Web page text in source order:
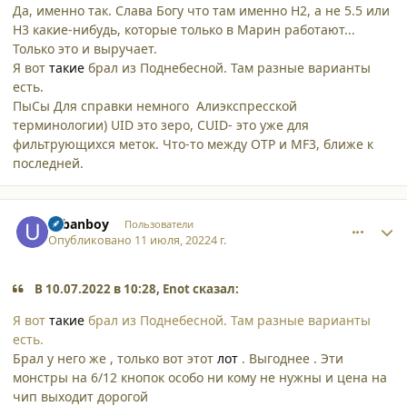
Да, именно так. Слава Богу что там именно Н2, а не 5.5 или
Н3 какие-нибудь, которые только в Марин работают...
Только это и выручает.
Я вот такие брал из Поднебесной. Там разные варианты
есть.
ПыСы Для справки немного Алиэкспресской
терминологии) UID это зеро, CUID- это уже для
фильтрующихся меток. Что-то между OTP и MF3, ближе к
последней.
urbanboy Пользователи
Опубликовано 11 июля, 20224 г.
В 10.07.2022 в 10:28, Enot сказал:
Я вот такие брал из Поднебесной. Там разные варианты
есть.
Брал у него же , только вот этот лот . Выгоднее . Эти
монстры на 6/12 кнопок особо ни кому не нужны и цена на
чип выходит дорогой